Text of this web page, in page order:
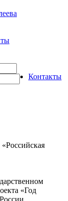
Контакты